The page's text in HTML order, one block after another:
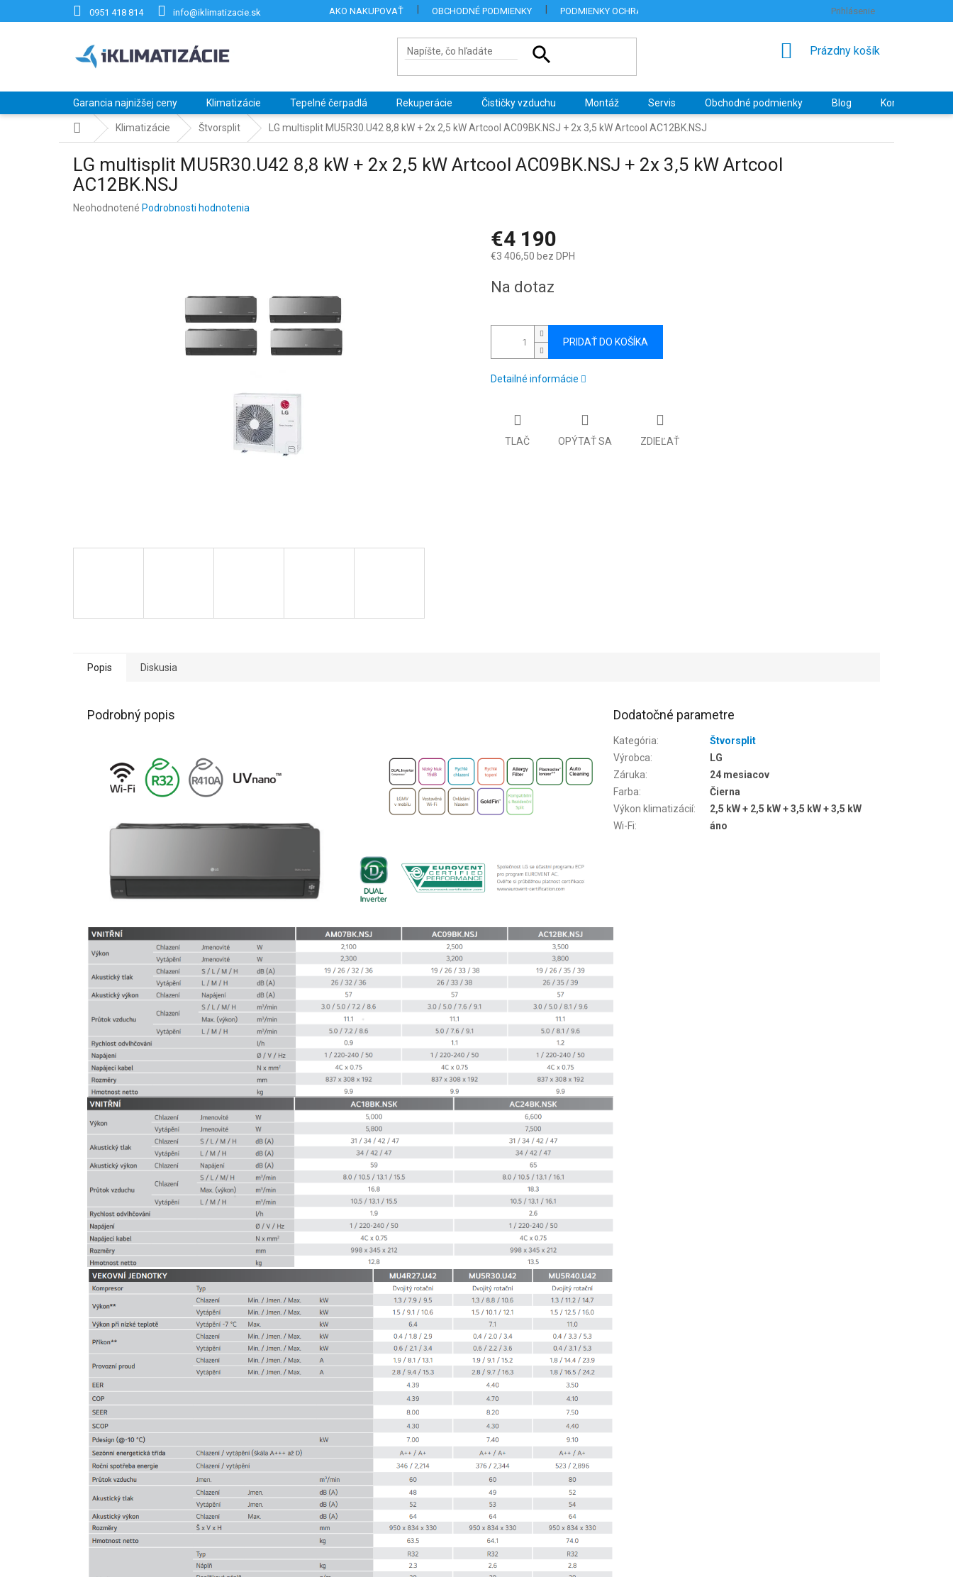
0951 418 814 info@iklimatizacie.sk AKO NAKUPOVAŤ OBCHODNÉ PODMIENKY PODMIENKY OCHRANY OSOBNÝCH ÚDAJOV HODNOTENIE OBCHODU
Prihlásenie
NÁKUPNÝ
Prázdny košík
Garancia najnižšej ceny Klimatizácie Tepelné čerpadlá Rekuperácie Čističky vzduchu Montáž Servis Obchodné podmienky Blog Kontakty
DomovKlimatizácie Štvorsplit LG multisplit MU5R30.U42 8,8 kW + 2x 2,5 kW Artcool AC09BK.NSJ + 2x 3,5 kW Artcool AC12BK.NSJ
LG multisplit MU5R30.U42 8,8 kW + 2x 2,5 kW Artcool AC09BK.NSJ + 2x 3,5 kW Artcool
AC12BK.NSJ
Priemerné
Neohodnotené Podrobnosti hodnotenia
€4 190
€3 406,50 bez DPH
cena:
Na dotaz
PRIDAŤ DO KOŠÍKA
Detailné informácie
TLAČ OPÝTAŤ SA ZDIEĽAŤ
Popis Diskusia
Podrobný popis Dodatočné parametre
Kategória:
Štvorsplit
Výrobca:
LG
Záruka:
24 mesiacov
Farba:
Čierna
Výkon klimatizácií:
2,5 kW + 2,5 kW + 3,5 kW + 3,5 kW
Wi-Fi: áno